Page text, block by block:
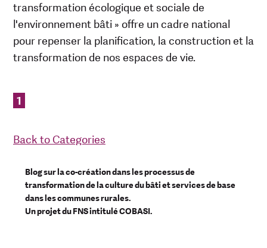
transformation écologique et sociale de
l'environnement bâti » offre un cadre national
pour repenser la planification, la construction et la
transformation de nos espaces de vie.
1
Back to Categories
Blog sur la co-création dans les processus de
transformation de la culture du bâti et services de base
dans les communes rurales.
Un projet du FNS intitulé COBASI.